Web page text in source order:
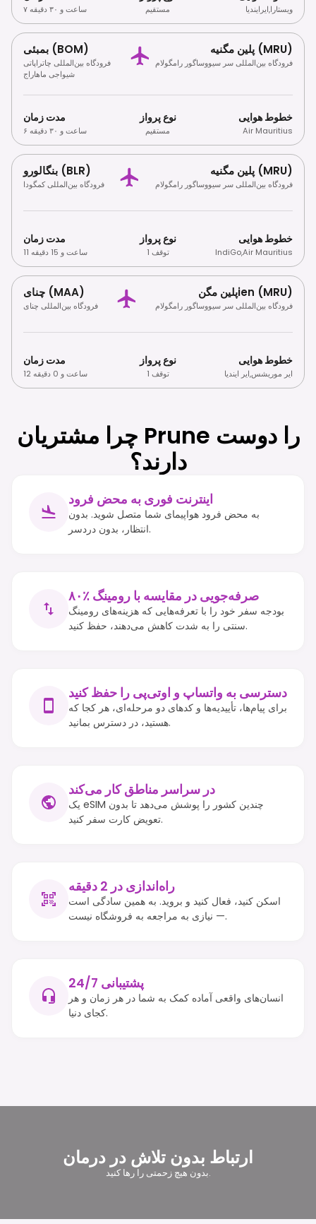
۷ ساعت و ۳۰ دقیقه مستقیم ایرایندیا,ویستارا
بمبئی (BOM)
فرودگاه بین‌المللی چاتراپاتی
شیواجی ماهاراج
پلین مگنیه (MRU)
فرودگاه بین‌المللی سر سیووساگور رامگولام
مدت زمان
۶ ساعت و ۳۰ دقیقه
نوع پرواز
مستقیم
خطوط هوایی
Air Mauritius
بنگالورو (BLR)
فرودگاه بین‌المللی کمگودا
پلین مگنیه (MRU)
فرودگاه بین‌المللی سر سیووساگور رامگولام
مدت زمان
11 ساعت و 15 دقیقه
نوع پرواز
1 توقف
خطوط هوایی
IndiGo,Air Mauritius
چنای (MAA)
فرودگاه بین‌المللی چنای
پلین مگنien (MRU)
فرودگاه بین‌المللی سر سیووساگور رامگولام
مدت زمان
12 ساعت و 0 دقیقه
نوع پرواز
1 توقف
خطوط هوایی
ایر ایندیا,ایر موریشس
چرا مشتریان Prune را دوست
دارند؟
اینترنت فوری به محض فرود
به محض فرود هواپیمای شما متصل شوید. بدون
انتظار، بدون دردسر.
۸۰٪ صرفه‌جویی در مقایسه با رومینگ
بودجه سفر خود را با تعرفه‌هایی که هزینه‌های رومینگ
سنتی را به شدت کاهش می‌دهند، حفظ کنید.
دسترسی به واتساپ و او‌تی‌پی را حفظ کنید
برای پیام‌ها، تأییدیه‌ها و کدهای دو مرحله‌ای، هر کجا که
هستید، در دسترس بمانید.
در سراسر مناطق کار می‌کند
یک eSIM چندین کشور را پوشش می‌دهد تا بدون
تعویض کارت سفر کنید.
راه‌اندازی در 2 دقیقه
اسکن کنید، فعال کنید و بروید. به همین سادگی است
— نیازی به مراجعه به فروشگاه نیست.
پشتیبانی 24/7
انسان‌های واقعی آماده کمک به شما در هر زمان و هر
کجای دنیا.
ارتباط بدون تلاش در درمان
بدون هیچ زحمتی را رها کنید.